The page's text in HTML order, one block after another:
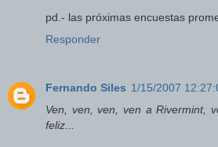
pd.- las próximas encuestas
Responder
Fernando Siles 1/15/2007
Ven, ven, ven, ven a Rivermint,
feliz...